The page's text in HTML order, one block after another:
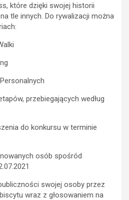
które dzięki swojej historii
tle innych. Do rywalizacji można
przebiegających według
do konkursu w terminie
osób spośród
swojej osoby przez
wraz z głosowaniem na